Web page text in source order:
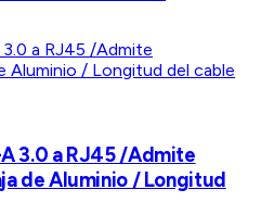
3.0 a RJ45 /Admite
de Aluminio / Longitud